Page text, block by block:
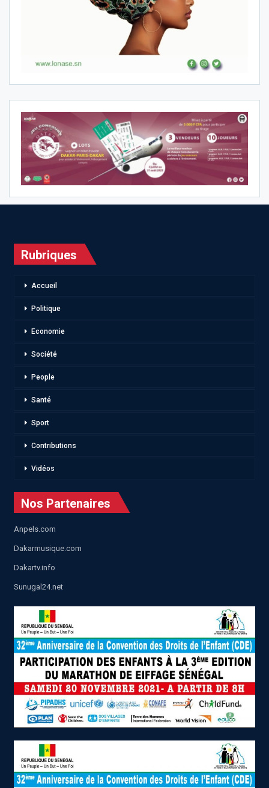
Rubriques
Accueil
Politique
Economie
Société
People
Santé
Sport
Contributions
Vidéos
Nos Partenaires
Anpels.com
Dakarmusique.com
Dakartv.info
Sunugal24.net